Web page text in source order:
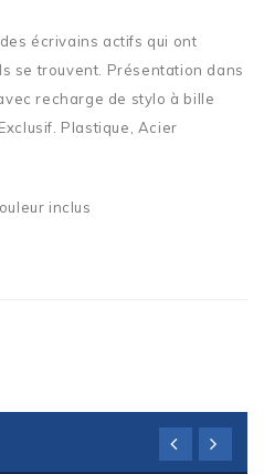
écrivains actifs qui ont
se trouvent. Présentation dans
recharge de stylo à bille
Plastique, Acier
inclus